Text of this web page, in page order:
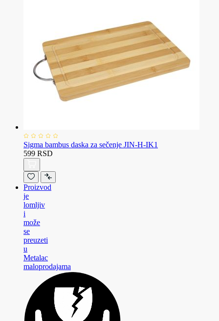
Sigma bambus daska za sečenje JIN-H-IK1
599 RSD
Proizvod
je
lomljiv
i
može
se
preuzeti
u
Metalac
maloprodajama